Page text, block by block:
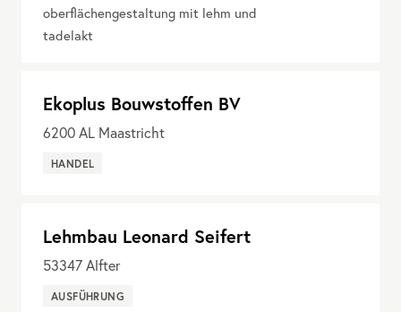
oberflächengestaltung mit lehm und
tadelakt
Ekoplus Bouwstoffen BV
6200AL Maastricht
HANDEL
Lehmbau Leonard Seifert
53347Alfter
AUSFÜHRUNG